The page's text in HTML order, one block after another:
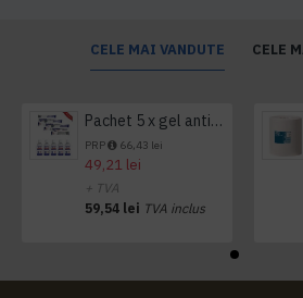
CELE MAI VANDUTE CELE
Pachet 5 x gel antibacterian 50ml si 3 x Servetele antibacteriene 48 buc Hygienium
PRP 66,43 lei
49,21 lei
+ TVA
59,54 lei TVA inclus